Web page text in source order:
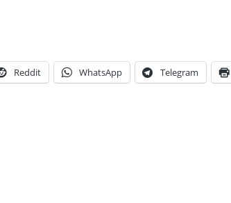
Reddit WhatsApp Telegram